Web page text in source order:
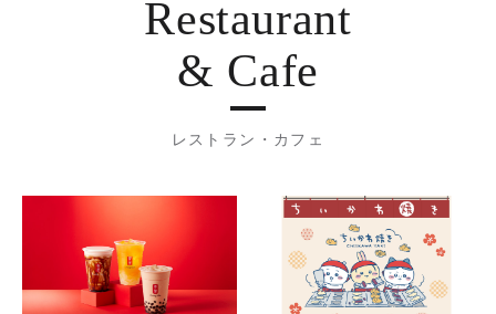
Restaurant
& Cafe
レストラン・カフェ